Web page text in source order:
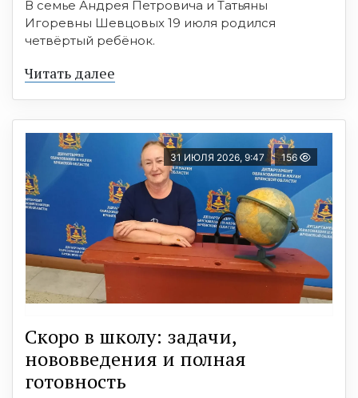
В семье Андрея Петровича и Татьяны
Игоревны Шевцовых 19 июля родился
четвёртый ребёнок.
Читать далее
31 ИЮЛЯ 2026, 9:47 156
Скоро в школу: задачи,
нововведения и полная
готовность